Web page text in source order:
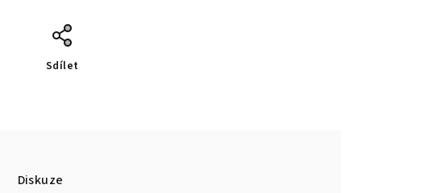
Sdílet
Diskuze